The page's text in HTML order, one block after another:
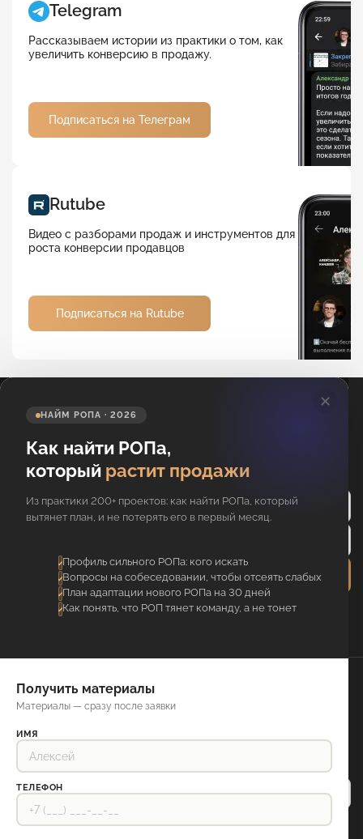
Telegram
Рассказываем истории из практики о том, как
увеличить конверсию в продажу.
Подписаться на Телеграм
Rutube
Видео с разборами продаж и инструментов для
роста конверсии продавцов
Подписаться на Rutube
✕
НАЙМ РОПА · 2026
Как найти РОПа,
который растит продажи
Из практики 200+ проектов: как найти РОПа, который
вытянет план, и не потерять его в первый месяц.
Профиль сильного РОПа: кого искать
Вопросы на собеседовании, чтобы отсеять слабых
План адаптации нового РОПа на 30 дней
Как понять, что РОП тянет команду, а не тонет
Получить материалы
Материалы — сразу после заявки
ИМЯ
ТЕЛЕФОН
Подпишитесь на новости
Отправить
Я соглашаюсь с обработкойперсональных данных
Даю согласие на
Отдел
продаж
Блог
Кейсы
Отзывы
Книги
О компании